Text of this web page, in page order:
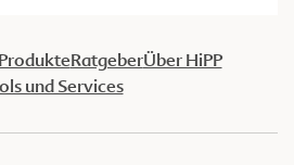
ProdukteRatgeberÜber HiPP
und Services